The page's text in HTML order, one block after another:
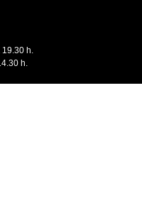
19.30 h.
h.